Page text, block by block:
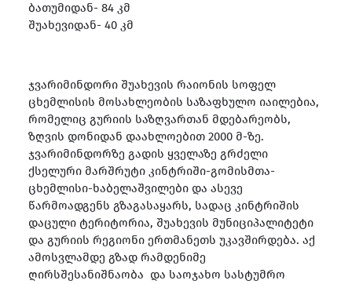
ბათუმიდან- 84 კმ
შუახევიდან- 40 კმ
ჯვარიმინდორი შუახევის რაიონის სოფელ
ცხემლისის მოსახლეობის საზაფხულო იაილებია,
რომელიც გურიის საზღვართან მდებარეობს,
ზღვის დონიდან დაახლოებით 2000 მ-ზე.
ჯვარიმინდორზე გადის ყველაზე გრძელი
ქსელური მარშრუტი კინტრიში-გომისმთა-
ცხემლისი-ხაბელაშვილები და ასევე
წარმოადგენს გზაგასაყარს, სადაც კინტრიშის
დაცული ტერიტორია, შუახევის მუნიციპალიტეტი
და გურიის რეგიონი ერთმანეთს უკავშირდება. აქ
ამოსვლამდე გზად რამდენიმე
ღირსშესანიშნაობა და საოჯახო სასტუმრო